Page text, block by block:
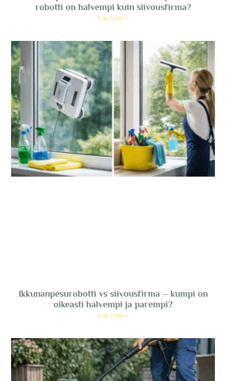
robotti on halvempi kuin siivousfirma?
Lue lisää »
Ikkunanpesurobotti vs siivousfirma – kumpi on
oikeasti halvempi ja parempi?
Lue lisää »